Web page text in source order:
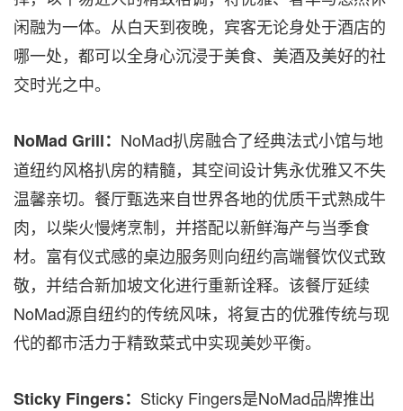
闲融为一体。从白天到夜晚，宾客无论身处于酒店的
哪一处，都可以全身心沉浸于美食、美酒及美好的社
交时光之中。
NoMad Grill： NoMad扒房融合了经典法式小馆与地
道纽约风格扒房的精髓，其空间设计隽永优雅又不失
温馨亲切。餐厅甄选来自世界各地的优质干式熟成牛
肉，以柴火慢烤烹制，并搭配以新鲜海产与当季食
材。富有仪式感的桌边服务则向纽约高端餐饮仪式致
敬，并结合新加坡文化进行重新诠释。该餐厅延续
NoMad源自纽约的传统风味，将复古的优雅传统与现
代的都市活力于精致菜式中实现美妙平衡。
Sticky Fingers： Sticky Fingers是NoMad品牌推出